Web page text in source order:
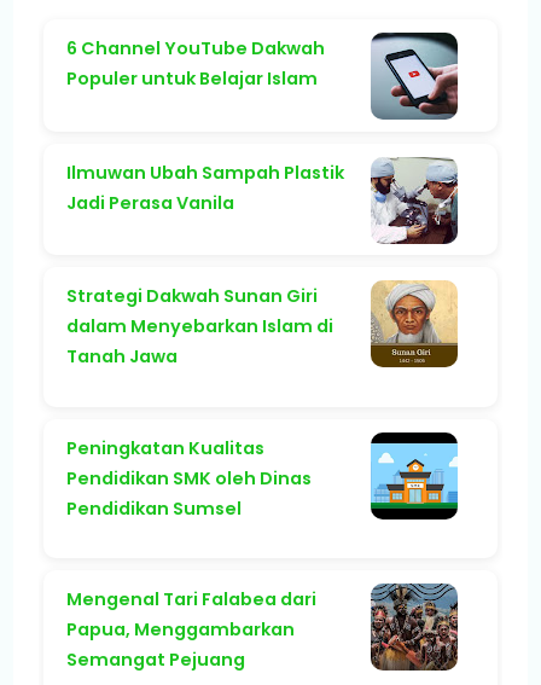
6 Channel YouTube Dakwah
Populer untuk Belajar Islam
Ilmuwan Ubah Sampah Plastik
Jadi Perasa Vanila
Strategi Dakwah Sunan Giri
dalam Menyebarkan Islam di
Tanah Jawa
Peningkatan Kualitas
Pendidikan SMK oleh Dinas
Pendidikan Sumsel
Mengenal Tari Falabea dari
Papua, Menggambarkan
Semangat Pejuang